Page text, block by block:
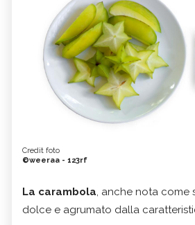
Credit foto
©weeraa - 123rf
La carambola, anche nota come
dolce e agrumato dalla